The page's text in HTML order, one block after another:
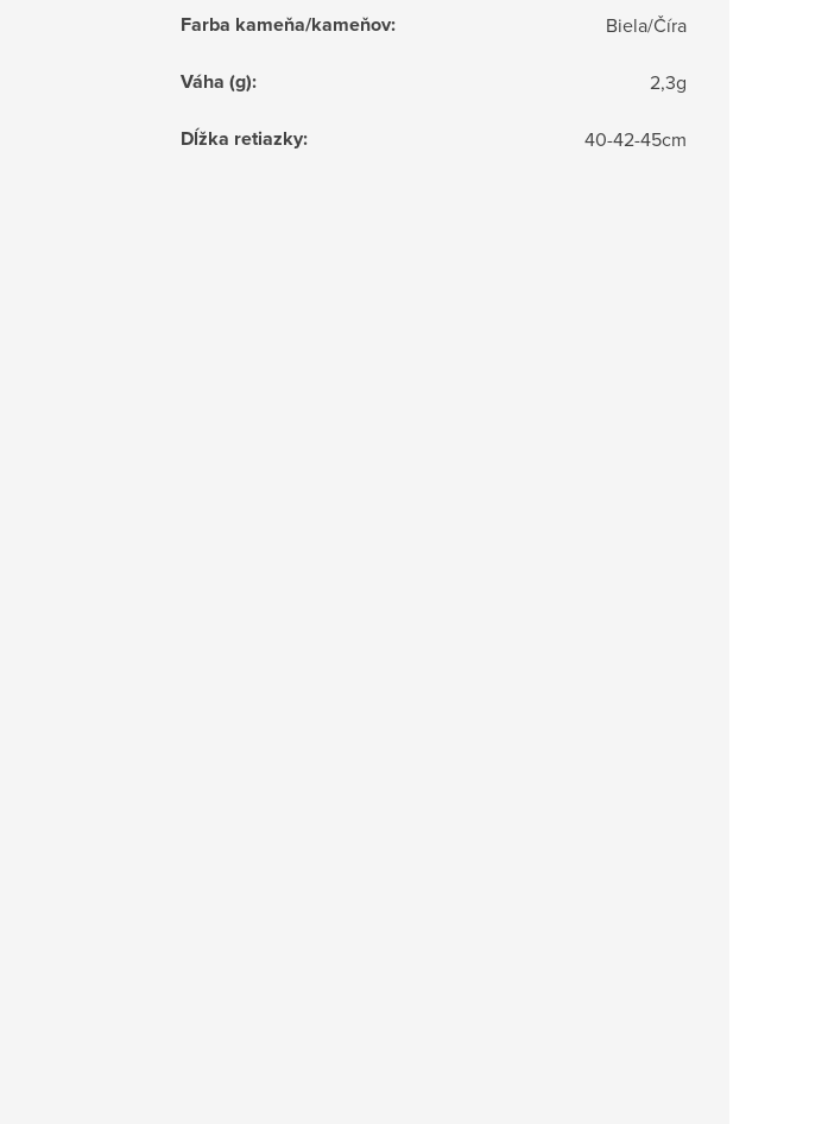
Farba kameňa/kameňov: Biela/Číra
Váha (g): 2,3g
Dĺžka retiazky: 40-42-45cm